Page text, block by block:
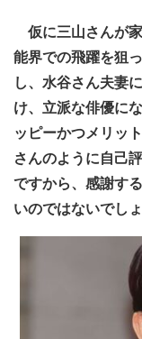
仮に三山さんが
能界での飛躍を狙
し、水谷さん夫妻
け、立派な俳優に
ッピーかつメリッ
さんのように自己
ですから、感謝す
いのではないでしょ